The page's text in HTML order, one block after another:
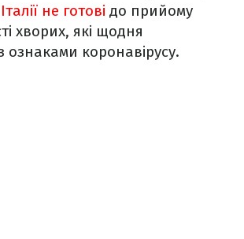
не готові до прийому
хворих, які щодня
ознаками коронавірусу.